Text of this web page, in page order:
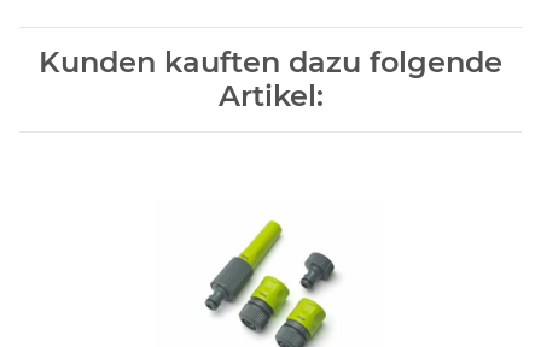
Kunden kauften dazu folgende
Artikel: